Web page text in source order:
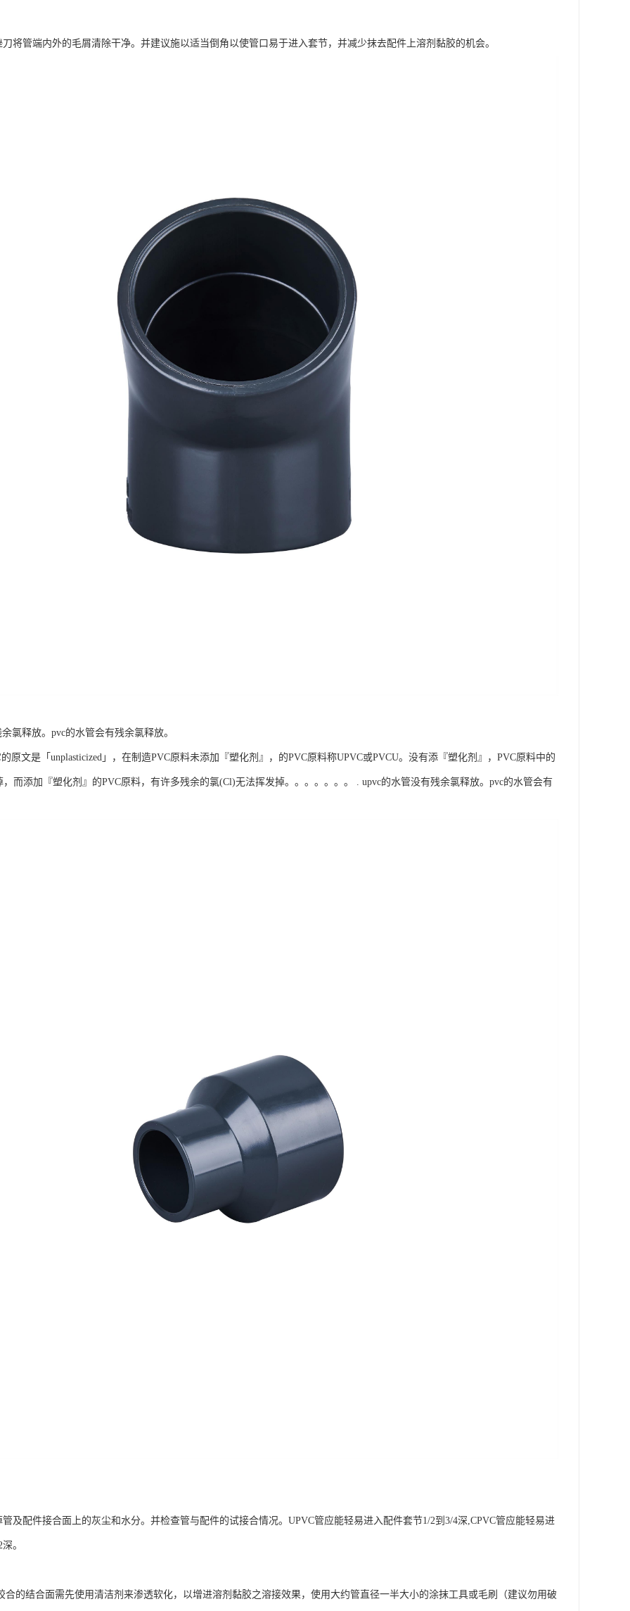
将管端内外的毛屑清除干净。并建议施以适当倒角以使管口易于进入套节，并减少抹去配件上溶剂黏胶的机会。
氯释放。pvc的水管会有残余氯释放。
原文是「unplasticized」，在制造PVC原料未添加『塑化剂』，的PVC原料称UPVC或PVCU。没有添『塑化剂』，PVC原料中的
而添加『塑化剂』的PVC原料，有许多残余的氯(Cl)无法挥发掉。。。。。。。 . upvc的水管没有残余氯释放。pvc的水管会有
及配件接合面上的灰尘和水分。并检查管与配件的试接合情况。UPVC管应能轻易进入配件套节1/2到3/4深,CPVC管应能轻易进
。
的结合面需先使用清洁剂来渗透软化，以增进溶剂黏胶之溶接效果，使用大约管直径一半大小的涂抹工具或毛刷（建议勿用破